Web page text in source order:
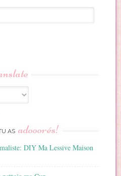
AS adooorés!
DIY Ma Lessive Maison